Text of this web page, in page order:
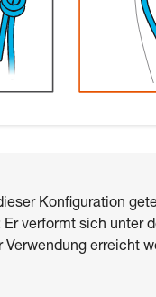
Konfiguration
verformt sich unter
erreicht